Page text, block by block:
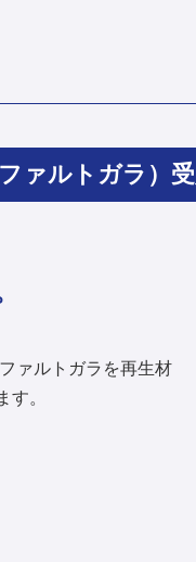
ァルトガラ）
ァルトガラを再生材
す。